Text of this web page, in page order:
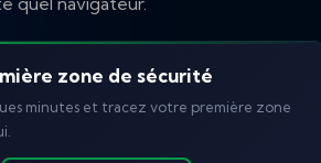
zone de sécurité
minutes et tracez votre première zone